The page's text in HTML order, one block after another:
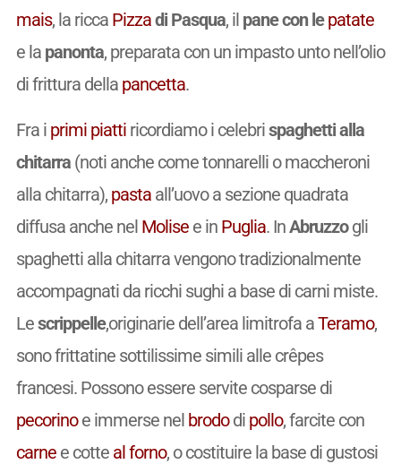
mais, la ricca Pizzadi Pasqua, il pane con lepatate
e la panonta, preparata con un impasto unto nell’olio
di frittura della pancetta.
Fra i primi piattiricordiamo i celebrispaghetti alla
chitarra(noti anche come tonnarelli o maccheroni
alla chitarra), pastaall’uovo a sezione quadrata
diffusa anche nel Molisee in Puglia. InAbruzzogli
spaghetti alla chitarra vengono tradizionalmente
accompagnati da ricchi sughi a base di carni miste.
Lescrippelle,originarie dell’area limitrofa aTeramo,
sono frittatine sottilissime simili alle crêpes
francesi. Possono essere servite cosparse di
pecorinoe immerse nel brododi pollo, farcite con
carnee cotte al forno, o costituire la base di gustosi